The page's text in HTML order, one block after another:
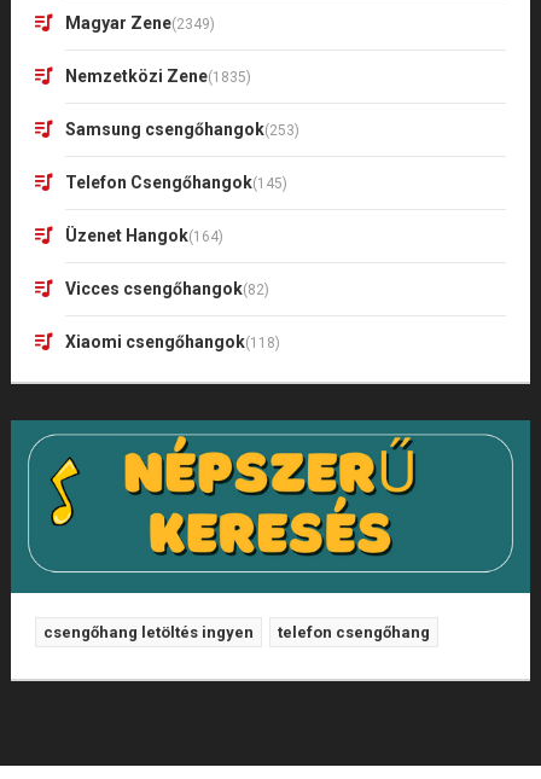
Magyar Zene(2349)
Nemzetközi Zene(1835)
Samsung csengőhangok(253)
Telefon Csengőhangok(145)
Üzenet Hangok(164)
Vicces csengőhangok(82)
Xiaomi csengőhangok(118)
csengőhang letöltés ingyen telefon csengőhang